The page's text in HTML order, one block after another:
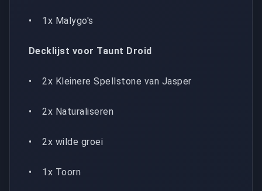
• 1x Malygo's
Decklijst voor Taunt Droid
• 2x Kleinere Spellstone van Jasper
• 2x Naturaliseren
• 2x wilde groei
• 1x Toorn